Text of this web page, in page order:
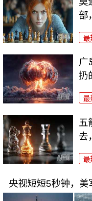
部
最
广
扔
最
五
去
最
央视短短5秒钟，